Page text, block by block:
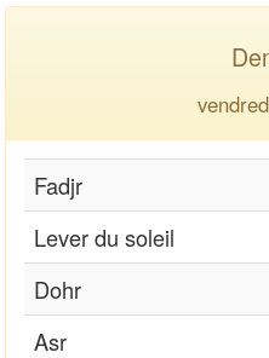
Fadjr
Lever du soleil
Dohr
Asr